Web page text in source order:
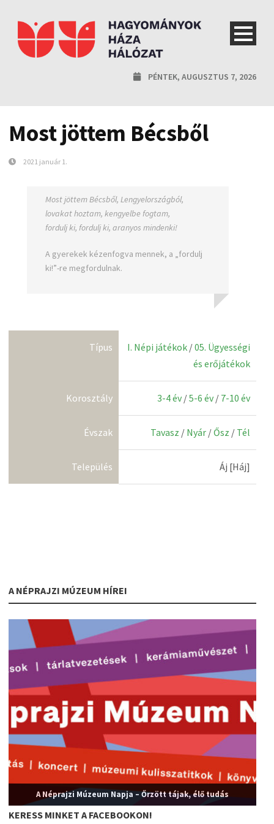
PÉNTEK, AUGUSZTUS 7, 2026
Most jöttem Bécsből
2021 január 1.
Most jöttem Bécsből, Lengyelországból,
lovakat hoztam, kengyelbe fogtam,
fordulj ki, fordulj ki, aranyos mindenki!
A gyerekek kézenfogva mennek, a „fordulj
ki!”-re megfordulnak.
Típus I. Népi játékok /05. Ügyességi
és erőjátékok
Korosztály 3-4 év /5-6 év / 7-10 év
Évszak Tavasz / Nyár /Ősz / Tél
Település Áj [Háj]
A NÉPRAJZI MÚZEUM HÍREI
A Néprajzi Múzeum Napja – Őrzött tájak, élő tudás
KERESS MINKET A FACEBOOKON!